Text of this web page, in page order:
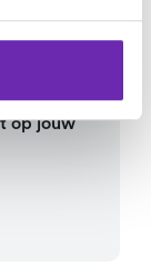
te
Aan
wij je
op jouw